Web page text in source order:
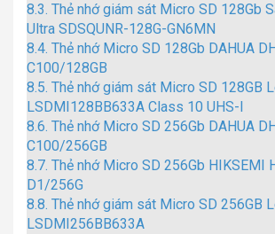
8.3. Thẻ nhớ giám sát Micro SD 128Gb
Ultra SDSQUNR-128G-GN6MN
8.4. Thẻ nhớ Micro SD 128Gb DAHUA
C100/128GB
8.5. Thẻ nhớ giám sát Micro SD 128GB
LSDMI128BB633A Class 10 UHS-I
8.6. Thẻ nhớ Micro SD 256Gb DAHUA
C100/256GB
8.7. Thẻ nhớ Micro SD 256Gb HIKSEMI
D1/256G
8.8. Thẻ nhớ giám sát Micro SD 256GB
LSDMI256BB633A